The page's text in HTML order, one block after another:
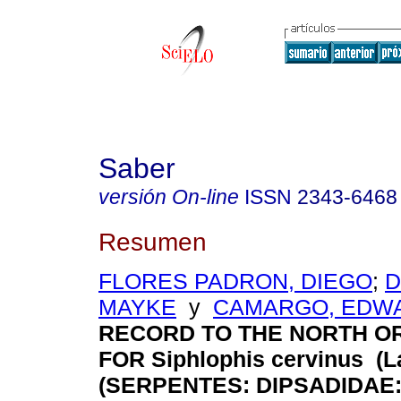
Saber
versión On-line ISSN 2343-6468
Resumen
FLORES PADRON, DIEGO;
MAYKE y CAMARGO,
RECORD TO THE NORTH
FOR Siphlophis cervinus
(SERPENTES: DIPSADIDAE: